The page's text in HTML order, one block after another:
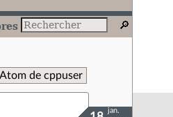
de cppuser
jan.